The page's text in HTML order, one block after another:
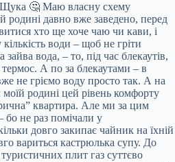
Щука 🤔 Маю власну схему
родині давно вже заведено, перед
хто ще хоче чаю чи кави, і
води – щоб не гріти
вода, – то, під час блекаутів,
А по за блекаутами – в
не гріємо воду просто так. А на
родині цей рівень комфорту
квартира. Але ми за цим
бо не раз помічали у
довго закипає чайник на їхній
вариться кастрюлька супу. До
плит газ суттєво